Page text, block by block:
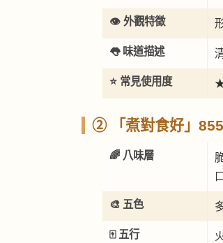
👁️ 外觀特徵
👅 味道描述
⭐ 常見使用度
② 「煮對食好」
🌈 八味層
🎨 五色
🀄 五行